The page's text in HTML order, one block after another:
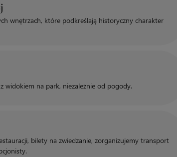
wnętrzach, które podkreślają historyczny charakter
widokiem na park, niezależnie od pogody.
bilety na zwiedzanie, zorganizujemy transport